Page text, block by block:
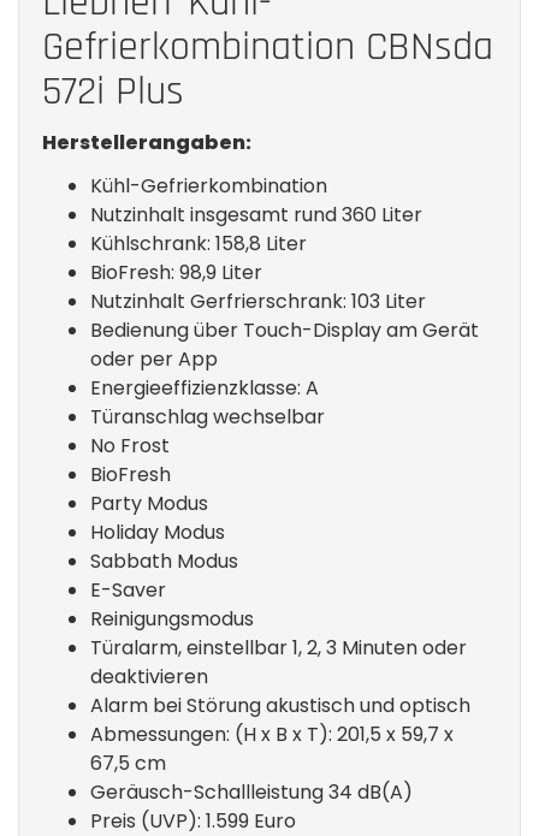
Gefrierkombination CBNsda
572i Plus
Herstellerangaben:
Kühl-Gefrierkombination
Nutzinhalt insgesamt rund 360 Liter
Kühlschrank: 158,8 Liter
BioFresh: 98,9 Liter
Nutzinhalt Gerfrierschrank: 103 Liter
Bedienung über Touch-Display am Gerät
oder per App
Energieeffizienzklasse: A
Türanschlag wechselbar
No Frost
BioFresh
Party Modus
Holiday Modus
Sabbath Modus
E-Saver
Reinigungsmodus
Türalarm, einstellbar 1, 2, 3 Minuten oder
deaktivieren
Alarm bei Störung akustisch und optisch
Abmessungen: (H x B x T): 201,5 x 59,7 x
67,5 cm
Geräusch-Schallleistung 34 dB(A)
Preis (UVP): 1.599 Euro